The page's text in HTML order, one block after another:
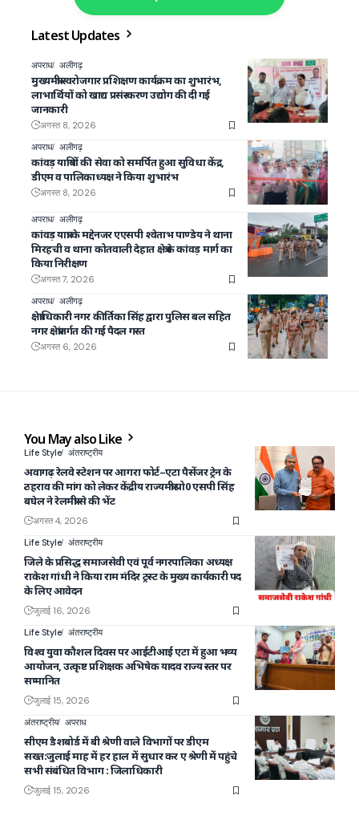
Latest Updates
अपराध अलीगढ़
मुख्यमंत्री स्वरोजगार प्रशिक्षण कार्यक्रम का शुभारंभ,
लाभार्थियों को खाद्य प्रसंस्करण उद्योग की दी गई
जानकारी
अगस्त 8, 2026
अपराध अलीगढ़
कांवड़ यात्रियों की सेवा को समर्पित हुआ सुविधा केंद्र,
डीएम व पालिकाध्यक्ष ने किया शुभारंभ
अगस्त 8, 2026
अपराध अलीगढ़
कांवड़ यात्रा के मद्देनजर एएसपी श्वेताभ पाण्डेय ने थाना
मिरहची व थाना कोतवाली देहात क्षेत्र के कांवड़ मार्ग का
किया निरीक्षण
अगस्त 7, 2026
अपराध अलीगढ़
क्षेत्राधिकारी नगर कीर्तिका सिंह द्वारा पुलिस बल सहित
नगर क्षेत्रांतर्गत की गई पैदल गस्त
अगस्त 6, 2026
You May also Like
Life Style अंतराष्ट्रीय
अवागढ़ रेलवे स्टेशन पर आगरा फोर्ट–एटा पैसेंजर ट्रेन के
ठहराव की मांग को लेकर केंद्रीय राज्यमंत्री प्रो0 एसपी सिंह
बघेल ने रेलमंत्री से की भेंट
अगस्त 4, 2026
Life Style अंतराष्ट्रीय
जिले के प्रसिद्ध समाजसेवी एवं पूर्व नगरपालिका अध्यक्ष
राकेश गांधी ने किया राम मंदिर ट्रस्ट के मुख्य कार्यकारी पद
के लिए आवेदन
जुलाई 16, 2026
Life Style अंतराष्ट्रीय
विश्व युवा कौशल दिवस पर आईटीआई एटा में हुआ भव्य
आयोजन, उत्कृष्ट प्रशिक्षक अभिषेक यादव राज्य स्तर पर
सम्मानित
जुलाई 15, 2026
अंतराष्ट्रीय अपराध
सीएम डैशबोर्ड में बी श्रेणी वाले विभागों पर डीएम
सख्त:जुलाई माह में हर हाल में सुधार कर ए श्रेणी में पहुंचे
सभी संबंधित विभाग : जिलाधिकारी
जुलाई 15, 2026